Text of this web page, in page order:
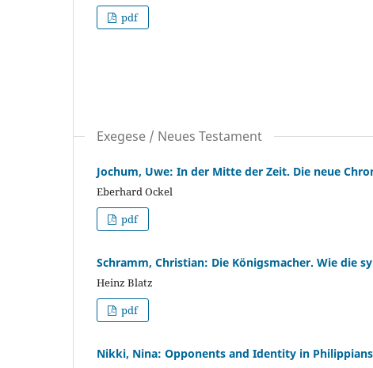
pdf
Exegese / Neues Testament
Jochum, Uwe: In der Mitte der Zeit. Die neue
Eberhard Ockel
pdf
Schramm, Christian: Die Königsmacher. Wie die
Heinz Blatz
pdf
Nikki, Nina: Opponents and Identity in Philippians